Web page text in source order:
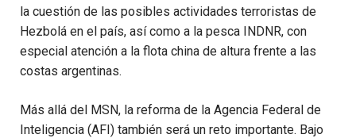
la cuestión de las posibles actividades terroristas de
Hezbolá en el país, así como a la pesca INDNR, con
especial atención a la flota china de altura frente a las
costas argentinas.
Más allá del MSN, la reforma de la Agencia Federal de
Inteligencia (AFI) también será un reto importante. Bajo